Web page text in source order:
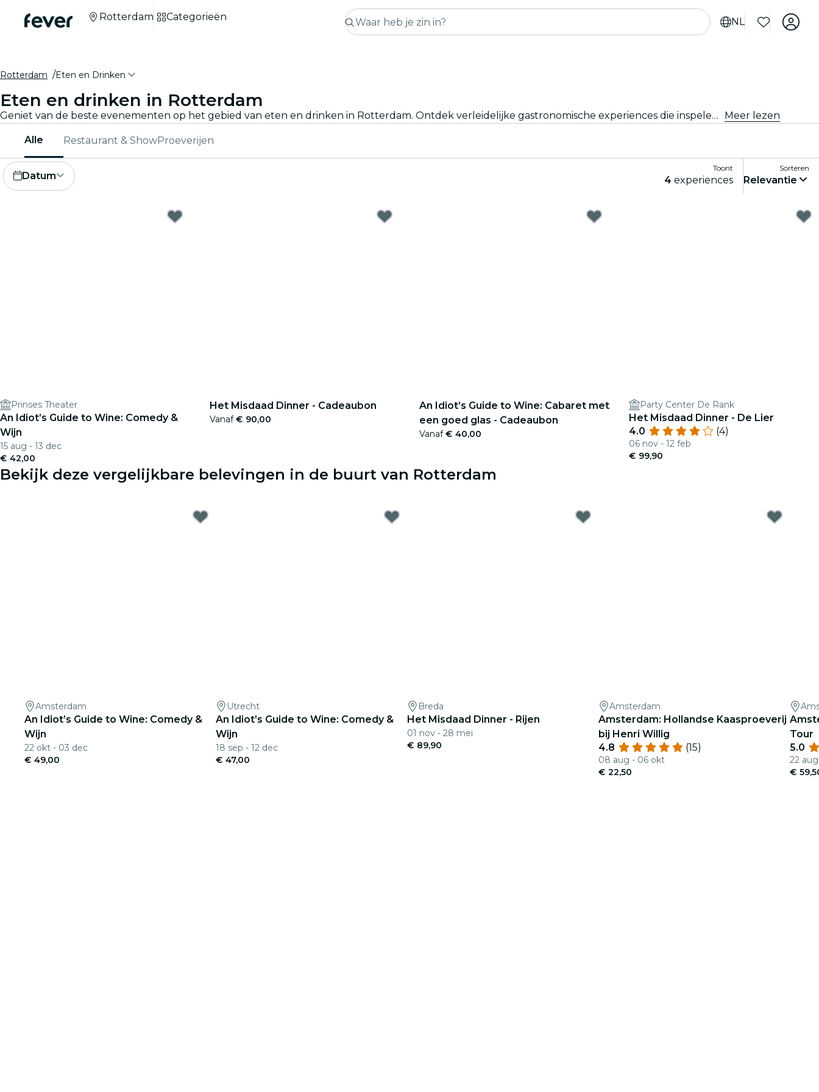
NL
Rotterdam Categorieën
Rotterdam Eten en Drinken
Eten en drinken in Rotterdam
Geniet van de beste evenementen op het gebied van eten en drinken in Rotterdam. Ontdek verleidelijke gastronomische experiences die inspelen op alle smaken en voorkeuren. Meer lezen
Alle Restaurant & ShowProeverijen
Datum
Toont
4 experiences
Sorteren
Relevantie
Prinses Theater
An Idiot’s Guide to Wine: Comedy &
Wijn
15 aug - 13 dec
€ 42,00
Het Misdaad Dinner - Cadeaubon
Vanaf€ 90,00
An Idiot’s Guide to Wine: Cabaret met
een goed glas - Cadeaubon
Vanaf€ 40,00
Party Center De Rank
Het Misdaad Dinner - De Lier
4.0
(4)
06 nov - 12 feb
€ 99,90
Bekijk deze vergelijkbare belevingen in de buurt van Rotterdam
Amsterdam
An Idiot’s Guide to Wine: Comedy &
Wijn
22 okt - 03 dec
€ 49,00
Utrecht
An Idiot’s Guide to Wine: Comedy &
Wijn
18 sep - 12 dec
€ 47,00
Breda
Het Misdaad Dinner - Rijen
01 nov - 28 mei
€ 89,90
Amsterdam
Amsterdam: Hollandse Kaasproeverij
bij Henri Willig
4.8
(15)
08 aug - 06 okt
€ 22,50
Tour
5.0
22
€